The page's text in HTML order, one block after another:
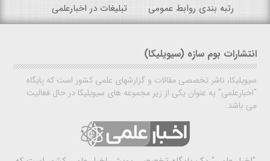
رتبه بندی روابط عمومی تبلیغات در اخبارعلمی
انتشارات بوم سازه (سیویلیکا)
سیویلیکا، ناشر تخصصی مقالات و گزارشهای علمی کشور است که پایگاه
"اخبارعلمی" به عنوان یکی از زیر مجموعه های سیویلیکا در حال فعالیت
می باشد.